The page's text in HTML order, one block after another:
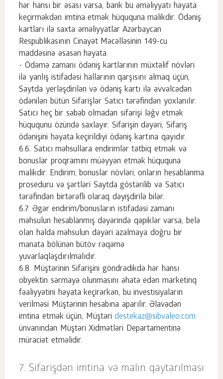
hər hansı bir əsası varsa, bank bu əməliyyatı həyata
keçirməkdən imtina etmək hüququna malikdir. Ödəniş
kartları ilə saxta əməliyyatlar Azərbaycan
Respublikasının Cinayət Məcəlləsinin 149-cu
maddəsinə əsasən həyata
• Ödəmə zamanı ödəniş kartlarının müxtəlif növləri
ilə yanlış istifadəsi hallarının qarşısını almaq üçün,
Saytda yerləşdirilən və ödəniş kartı ilə əvvəlcədən
ödənilən bütün Sifarişlər Satıcı tərəfindən yoxlanılır.
Satıcı heç bir səbəb olmadan sifarişi ləğv etmək
hüququnu özündə saxlayır. Sifarişin dəyəri, Sifariş
ödənişini həyata keçirildiyi ödəniş kartına qayıdır.
Satıcı məhsullara endirimlər tətbiq etmək və
bonuslar proqramını müəyyən etmək hüququna
malikdir. Endirim, bonuslar növləri, onların hesablanma
proseduru və şərtləri Saytda göstərilib və Satıcı
tərəfindən birtərəfli olaraq dəyişdirilə bilər.
Əgər endirim/bonusların istifadəsi zamanı
məhsulun hesablanmış dəyərində qəpiklər varsa, belə
olan halda məhsulun dəyəri azalmaya doğru bir
manata bölünən bütöv rəqəmə
yuvarlaqlaşdırılmalıdır.
Müştərinin Sifarişini göndrədikdə hər hansı
obyektin sərmayə olunmasını əhatə edən marketinq
fəaliyyətini həyata keçirərkən, bu investisiyaların
verilməsi Müştərinin hesabına aparılır. Əlavədən
imtina etmək üçün, Müştəridestekaz@sibvaleo.com
ünvanından Müştəri Xidmətləri Departamentinə
müraciət etməlidir.
Sifarişdən imtina və malın qaytarılması